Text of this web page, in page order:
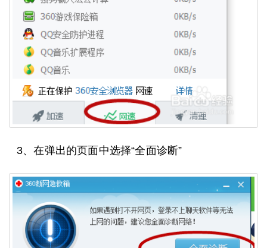
3、在弹出的页面中选择“全面诊断”